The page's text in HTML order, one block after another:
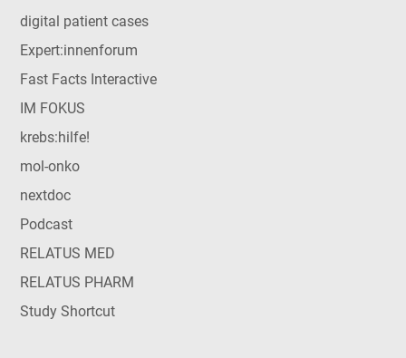
digital patient cases
Expert:innenforum
Fast Facts Interactive
IM FOKUS
krebs:hilfe!
mol-onko
nextdoc
Podcast
RELATUS MED
RELATUS PHARM
Study Shortcut